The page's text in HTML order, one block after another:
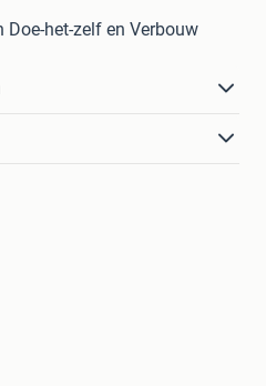
Doe-het-zelf en Verbouw